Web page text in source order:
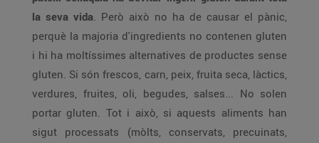
la seva vida. Però això no ha de causar el pànic,
perquè la majoria d'ingredients no contenen gluten
i hi ha moltíssimes alternatives de productes sense
gluten. Si són frescos, carn, peix, fruita seca, làctics,
verdures, fruites, oli, begudes, salses... No solen
portar gluten. Tot i això, si aquests aliments han
sigut processats (mòlts, conservats, precuinats,